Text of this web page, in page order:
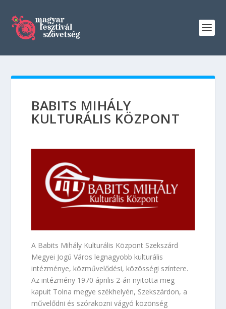
BABITS MIHÁLY
KULTURÁLIS KÖZPONT
A Babits Mihály Kulturális Központ Szekszárd
Megyei Jogú Város legnagyobb kulturális
intézménye, közművelődési, közösségi színtere.
Az intézmény 1970 április 2-án nyitotta meg
kapuit Tolna megye székhelyén, Szekszárdon, a
művelődni és szórakozni vágyó közönség